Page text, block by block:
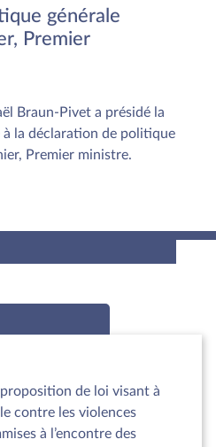
générale
Premier
Braun-Pivet a présidé la
à la déclaration de politique
Premier ministre.
de loi visant à
contre les violences
à l’encontre des